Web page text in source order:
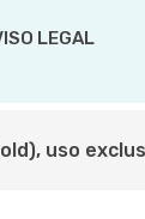
LEGAL
uso